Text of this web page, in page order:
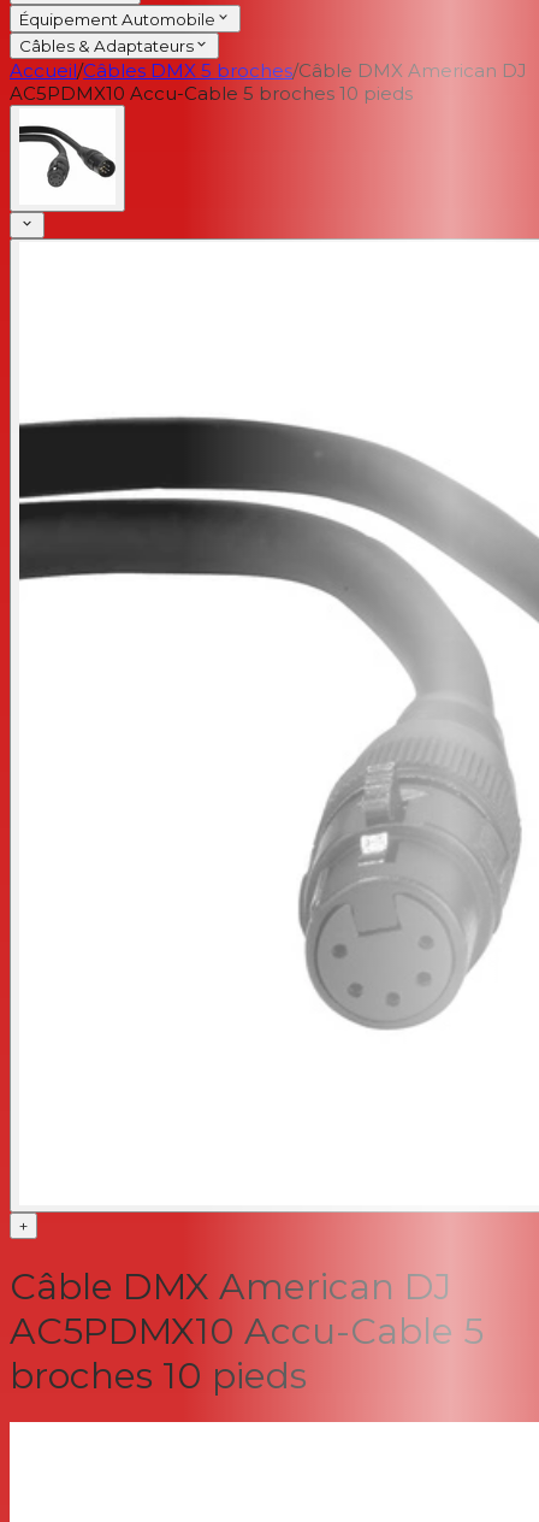
Équipement Automobile
Câbles & Adaptateurs
Accueil/Câbles DMX 5 broches/Câble DMX American DJ
AC5PDMX10 Accu-Cable 5 broches 10 pieds
+
Câble DMX American DJ
AC5PDMX10 Accu-Cable 5
broches 10 pieds